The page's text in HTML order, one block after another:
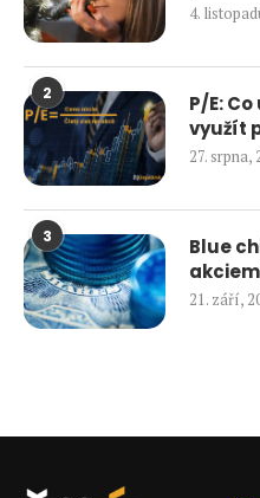
4.
2
P/E:
využít
27. srpna,
3
Blue
21. září,